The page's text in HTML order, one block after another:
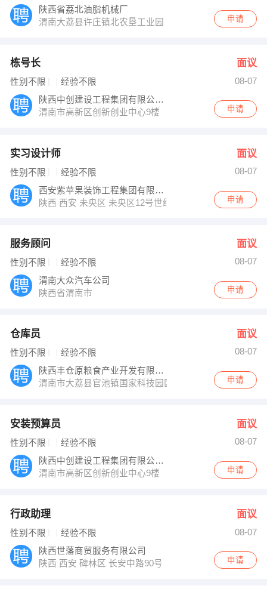
陕西省荔北油脂机械厂
渭南大荔县许庄镇北农垦工业园
申请
栋号长 面议
性别不限 经验不限
08-07
陕西中创建设工程集团有限公司（渭南分公司
渭南市高新区创新创业中心9楼
申请
实习设计师 面议
性别不限 经验不限
08-07
西安紫苹果装饰工程集团有限公司
陕西 西安 未央区 未央区12号世纪金园2层商铺
申请
服务顾问 面议
性别不限 经验不限
08-07
渭南大众汽车公司
陕西省渭南市
申请
仓库员 面议
性别不限 经验不限
08-07
陕西丰仓原粮食产业开发有限公司
渭南市大荔县官池镇国家科技园区大荔核心区
申请
安装预算员 面议
性别不限 经验不限
08-07
陕西中创建设工程集团有限公司（渭南分公司
渭南市高新区创新创业中心9楼
申请
行政助理 面议
性别不限 经验不限
08-07
陕西世藩商贸服务有限公司
陕西 西安 碑林区 长安中路90号
申请